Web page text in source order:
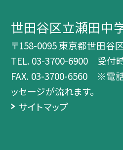
世田谷区立瀬田中
〒158-0095 東京都世田谷
TEL. 03-3700-6900 受付
FAX. 03-3700-6560 ※電
ッセージが流れます。
サイトマップ